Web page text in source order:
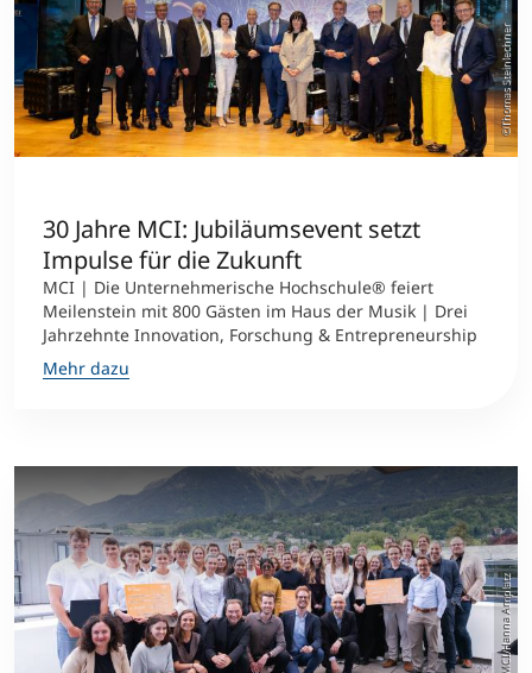
©Thomas Steinlechner
30 Jahre MCI: Jubiläumsevent setzt
Impulse für die Zukunft
MCI | Die Unternehmerische Hochschule® feiert
Meilenstein mit 800 Gästen im Haus der Musik | Drei
Jahrzehnte Innovation, Forschung & Entrepreneurship
Mehr dazu
©MCI/Hanna Amplatz